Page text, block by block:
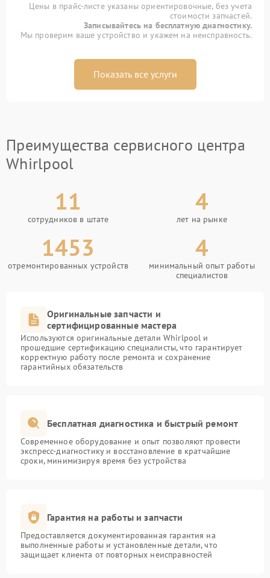
Цены в прайс-листе указаны ориентировочные, без учета
стоимости запчастей.
Записывайтесь на бесплатную диагностику.
Мы проверим ваше устройство и укажем на неисправность.
Показать все услуги
Преимущества сервисного центра
Whirlpool
11
сотрудников в штате
4
лет на рынке
1453
отремонтированных устройств
4
минимальный опыт работы
специалистов
Оригинальные запчасти и
сертифицированные мастера
Используются оригинальные детали Whirlpool и
прошедшие сертификацию специалисты, что гарантирует
корректную работу после ремонта и сохранение
гарантийных обязательств
Бесплатная диагностика и быстрый ремонт
Современное оборудование и опыт позволяют провести
экспресс-диагностику и восстановление в кратчайшие
сроки, минимизируя время без устройства
Гарантия на работы и запчасти
Предоставляется документированная гарантия на
выполненные работы и установленные детали, что
защищает клиента от повторных неисправностей